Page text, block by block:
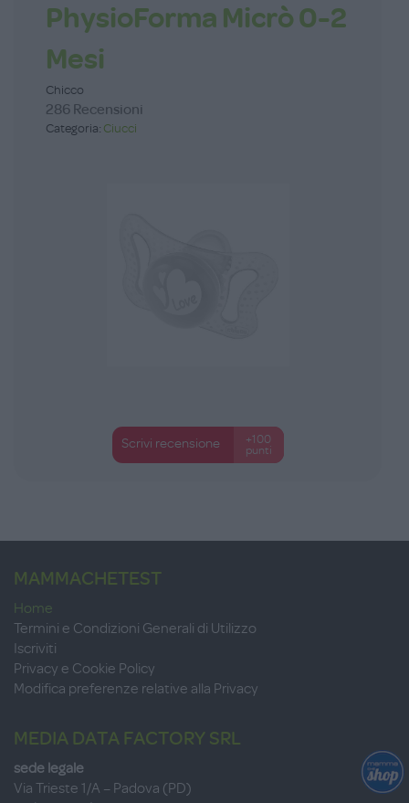
PhysioForma Micrò 0-2
Mesi
Chicco
286 Recensioni
Categoria: Ciucci
Scrivi recensione
+100
punti
MAMMACHETEST
Home
Termini e Condizioni Generali di Utilizzo
Iscriviti
Privacy e Cookie Policy
Modifica preferenze relative alla Privacy
MEDIA DATA FACTORY SRL
sede legale
Via Trieste 1/A – Padova (PD)